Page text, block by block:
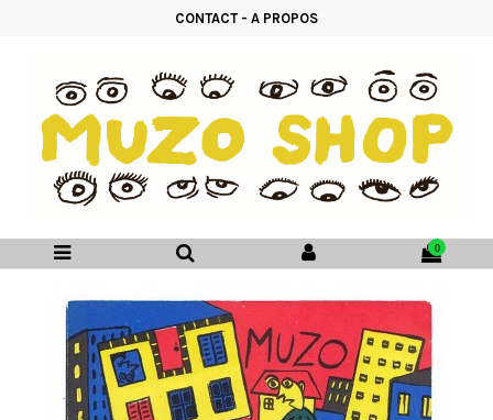
CONTACT- A PROPOS
0